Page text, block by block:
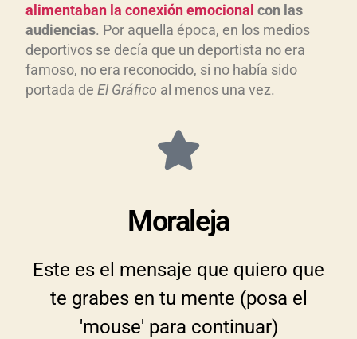
alimentaban la conexión emocional con las
audiencias. Por aquella época, en los medios
deportivos se decía que un deportista no era
famoso, no era reconocido, si no había sido
portada de El Gráfico al menos una vez.
Moraleja
Este es el mensaje que quiero que
te grabes en tu mente (posa el
'mouse' para continuar)